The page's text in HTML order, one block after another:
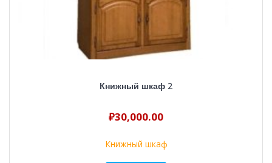
Книжный шкаф 2
₽30,000.00
Книжный шкаф